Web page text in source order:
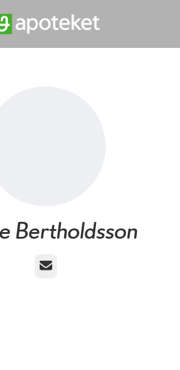
Bertholdsson
E-post